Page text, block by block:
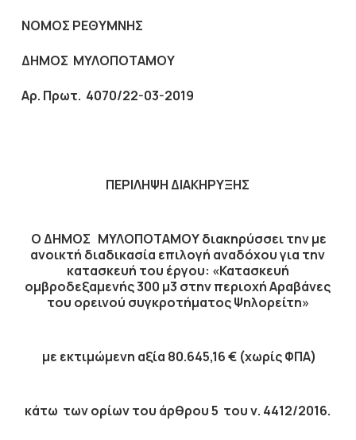
ΝΟΜΟΣ ΡΕΘΥΜΝΗΣ
ΔΗΜΟΣ ΜΥΛΟΠΟΤΑΜΟΥ
Αρ. Πρωτ. 4070/22-03-2019
ΠΕΡΙΛΗΨΗ ΔΙΑΚΗΡΥΞΗΣ
Ο ΔΗΜΟΣ ΜΥΛΟΠΟΤΑΜΟΥ διακηρύσσει την με
ανοικτή διαδικασία επιλογή αναδόχου για την
κατασκευή του έργου: «Κατασκευή
ομβροδεξαμενής 300 μ3 στην περιοχή Αραβάνες
του ορεινού συγκροτήματος Ψηλορείτη»
με εκτιμώμενη αξία 80.645,16€ (χωρίς ΦΠΑ)
κάτω των ορίων του άρθρου 5 του ν. 4412/2016.